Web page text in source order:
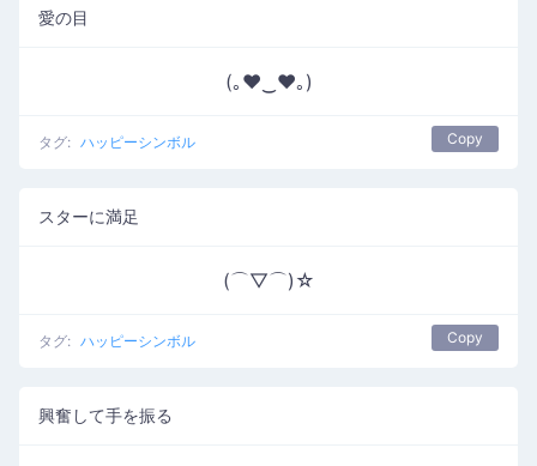
愛の目
(｡♥‿♥｡)
タグ: ハッピーシンボル Copy
スターに満足
(⌒▽⌒)☆
タグ: ハッピーシンボル Copy
興奮して手を振る